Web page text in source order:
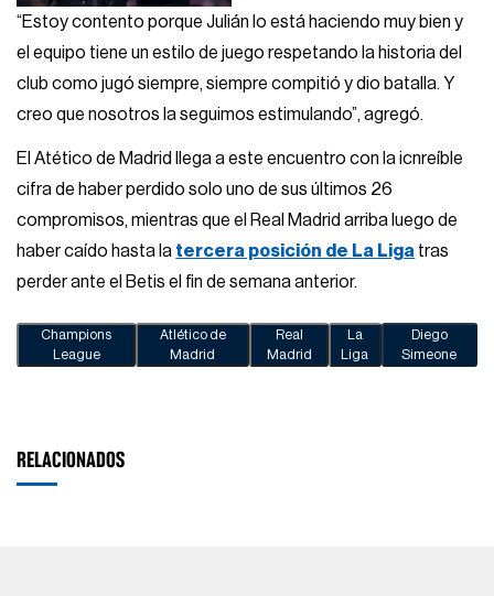
“Estoy contento porque Julián lo está haciendo muy bien y
el equipo tiene un estilo de juego respetando la historia del
club como jugó siempre, siempre compitió y dio batalla. Y
creo que nosotros la seguimos estimulando”, agregó.
El Atético de Madrid llega a este encuentro con la icnreíble
cifra de haber perdido solo uno de sus últimos 26
compromisos, mientras que el Real Madrid arriba luego de
haber caído hasta la tercera posición de La Liga tras
perder ante el Betis el fin de semana anterior.
Champions
League
Atlético de
Madrid
Real
Madrid
La
Liga
Diego
Simeone
RELACIONADOS